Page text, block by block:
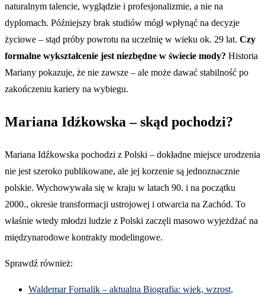
naturalnym talencie, wyglądzie i profesjonalizmie, a nie na
dyplomach. Późniejszy brak studiów mógł wpłynąć na decyzje
życiowe – stąd próby powrotu na uczelnię w wieku ok. 29 lat. Czy
formalne wykształcenie jest niezbędne w świecie mody? Historia
Mariany pokazuje, że nie zawsze – ale może dawać stabilność po
zakończeniu kariery na wybiegu.
Mariana Idźkowska – skąd pochodzi?
Mariana Idźkowska pochodzi z Polski – dokładne miejsce urodzenia
nie jest szeroko publikowane, ale jej korzenie są jednoznacznie
polskie. Wychowywała się w kraju w latach 90. i na początku
2000., okresie transformacji ustrojowej i otwarcia na Zachód. To
właśnie wtedy młodzi ludzie z Polski zaczęli masowo wyjeżdżać na
międzynarodowe kontrakty modelingowe.
Sprawdź również:
Waldemar Fornalik – aktualna Biografia: wiek, wzrost,